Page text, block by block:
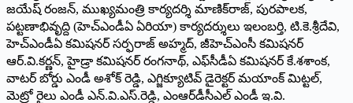
జయేష్‌ రంజన్‌, ముఖ్యమంత్రి కార్యదర్శి మాణిక్‌రాజ్‌, పురపాలక,
పట్టణాభివృద్ది (హెచ్‌ఎండీఏ ఏరియా) కార్యదర్శులు ఇలంబర్తి, టి.కె.శ్రీదేవి,
హెచ్‌ఎండీఏ కమిషనర్‌ సర్ఫరాజ్‌ అహ్మద్‌, జీహెచ్‌ఎంసీ కమిషనర్‌
ఆర్‌.వి.కర్ణన్‌, హైడ్రా కమిషనర్‌ రంగనాథ్‌, ఎఫ్‌సీడీఏ కమిషనర్‌ కే.శశాంక,
వాటర్‌ బోర్డు ఎండీ అశోక్‌ రెడ్డి, ఎగ్జిక్యూటివ్‌ డైరెక్టర్‌ మయాంక్‌ మిట్టల్‌,
మెట్రో రైలు ఎండీ ఎన్‌.వి.ఎస్‌.రెడ్డి, ఎంఆర్‌డీసీఎల్‌ ఎండీ ఇ.వి.